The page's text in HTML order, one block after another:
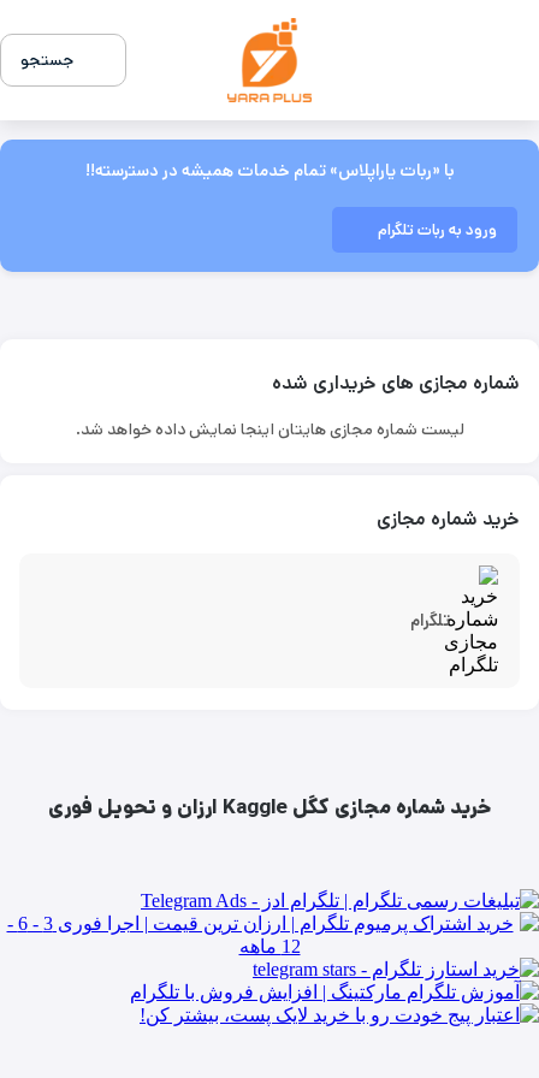
جستجو
با «ربات یاراپلاس» تمام خدمات همیشه در دسترسته!!
ورود به ربات تلگرام
شماره مجازی های خریداری شده
لیست شماره مجازی هایتان اینجا نمایش داده خواهد شد.
خرید شماره مجازی
تلگرام
خرید شماره مجازی کگل Kaggle ارزان و تحویل فوری